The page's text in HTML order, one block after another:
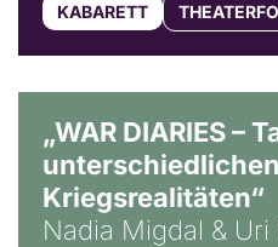
KABARETT
„WAR DIARIES –
unterschiedlichen
Kriegsrealitäten“
Nadia Migdal &